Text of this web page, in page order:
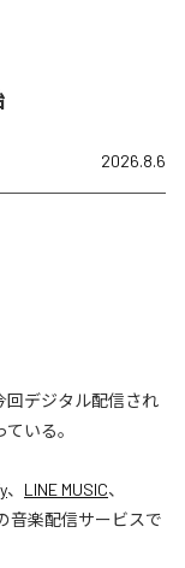
2026.8.6
回デジタル配信され
いる。
、 LINE MUSIC、
音楽配信サービスで